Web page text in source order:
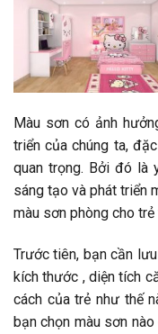
Màu sơn có ảnh
triển của chúng ta,
quan trọng. Bởi đó là
sáng tạo và phát triển
màu sơn phòng cho
Trước tiên, bạn cần
kích thước , diện tích
cách của trẻ như thế
bạn chọn màu sơn